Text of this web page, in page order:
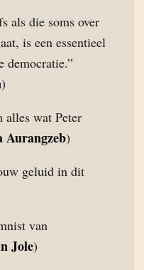
als die soms over
is een essentieel
democratie.”
)
alles wat Peter
Aurangzeb)
geluid in dit
van
Jole)